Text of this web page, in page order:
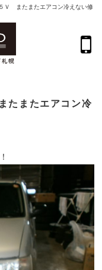
Ｖ またまたエアコン冷えない修
またエアコン冷